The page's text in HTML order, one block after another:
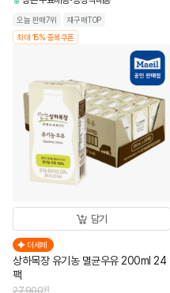
오늘 판매7위
재구매TOP
최대 15% 중복쿠폰
담기
더세페
상하목장 유기농 멸균우유 200ml 24
팩
27,900원